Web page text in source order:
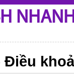
Điều